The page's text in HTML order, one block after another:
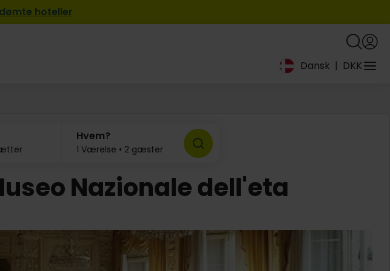
hoteller
Dansk | DKK
Hvem?
1 Værelse • 2 gæster
Nazionale dell'eta